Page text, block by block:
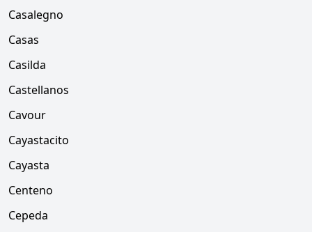
Casalegno
Casas
Casilda
Castellanos
Cavour
Cayastacito
Cayasta
Centeno
Cepeda